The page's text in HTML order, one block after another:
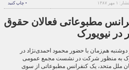
مهر ۱۳۸۷ • چاپ کنید
مطبوعاتی فعالان حقوق
در نیویورک
دوشنبه هم‌زمان با حضور محمود احمدی‌نژاد در
به منظور شرکت در نشست مجمع عمومی
ملل متحد، یک کنفرانس مطبوعاتی از سوی